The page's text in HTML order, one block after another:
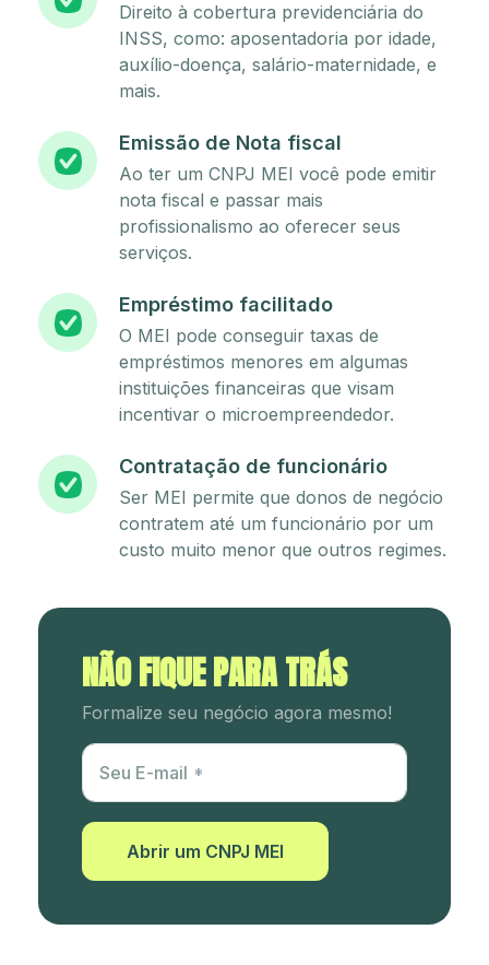
Direito à cobertura previdenciária do
INSS, como: aposentadoria por idade,
auxílio-doença, salário-maternidade, e
mais.
Emissão de Nota fiscal
Ao ter um CNPJ MEI você pode emitir
nota fiscal e passar mais
profissionalismo ao oferecer seus
serviços.
Empréstimo facilitado
O MEI pode conseguir taxas de
empréstimos menores em algumas
instituições financeiras que visam
incentivar o microempreendedor.
Contratação de funcionário
Ser MEI permite que donos de negócio
contratem até um funcionário por um
custo muito menor que outros regimes.
NÃO FIQUE PARA TRÁS
Formalize seu negócio agora mesmo!
Utm Content
Seu E-mail
Abrir um CNPJ MEI